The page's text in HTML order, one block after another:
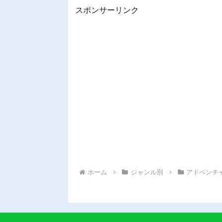
スポンサーリンク
ホーム ジャンル別 アドベンチ